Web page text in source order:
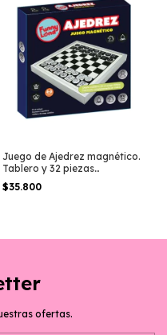
Juego de Ajedrez magnético.
Tablero y 32 piezas
magneticas
$35.800
ofertas.